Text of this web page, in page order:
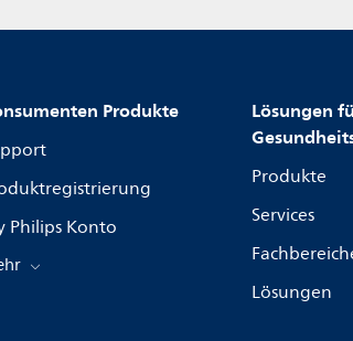
Produkte
Philips Konto
Lösungen
Produkte
Services
Lösungen